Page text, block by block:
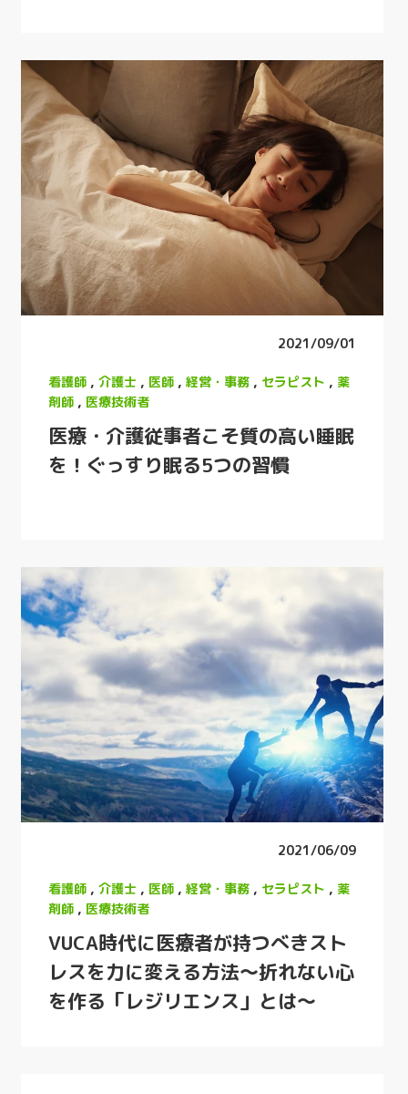
2021/09/01
看護師 , 介護士 , 医師 , 経営・事務 , セラピスト , 薬
剤師 , 医療技術者
医療・介護従事者こそ質の高い睡眠
を！ぐっすり眠る5つの習慣
2021/06/09
看護師 , 介護士 , 医師 , 経営・事務 , セラピスト , 薬
剤師 , 医療技術者
VUCA時代に医療者が持つべきスト
レスを力に変える方法～折れない心
を作る「レジリエンス」とは～